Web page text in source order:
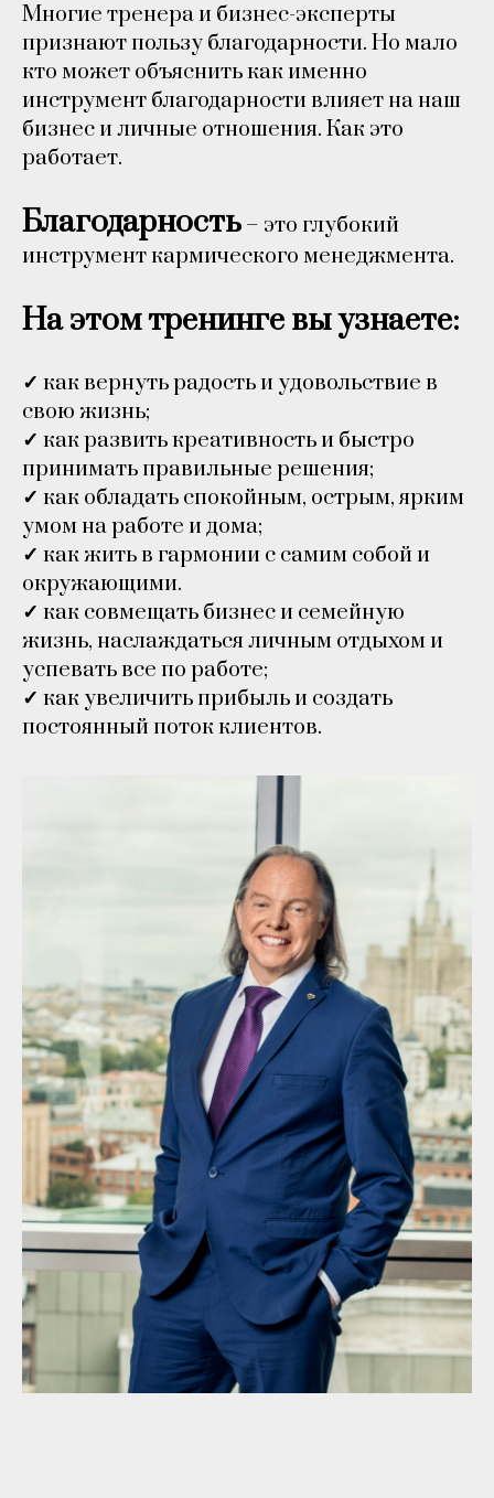
Многие тренера и бизнес-эксперты
признают пользу благодарности. Но мало
кто может объяснить как именно
инструмент благодарности влияет на наш
бизнес и личные отношения. Как это
работает.
Благодарность – это глубокий
инструмент кармического менеджмента.
На этом тренинге вы узнаете:
✓ как вернуть радость и удовольствие в
свою жизнь;
✓ как развить креативность и быстро
принимать правильные решения;
✓ как обладать спокойным, острым, ярким
умом на работе и дома;
✓ как жить в гармонии с самим собой и
окружающими.
✓ как совмещать бизнес и семейную
жизнь, наслаждаться личным отдыхом и
успевать все по работе;
✓ как увеличить прибыль и создать
постоянный поток клиентов.